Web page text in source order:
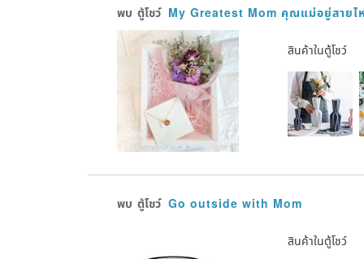
พบ ตู้โชว์ My Greatest Mom คุณแม่อยู่สายไ
สินค้าในตู้โชว์
พบ ตู้โชว์ Go outside with Mom
สินค้าในตู้โชว์